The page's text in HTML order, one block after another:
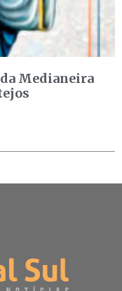
da Medianeira